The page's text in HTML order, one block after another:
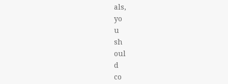
als,
yo
u
sh
oul
d
co